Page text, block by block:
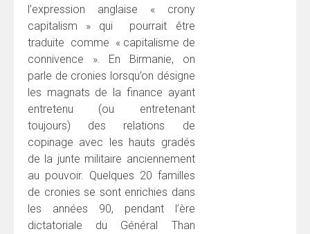
l’expression anglaise « crony
capitalism » qui pourrait être
traduite comme « capitalisme de
connivence ». En Birmanie, on
parle de cronies lorsqu’on désigne
les magnats de la finance ayant
entretenu (ou entretenant
toujours) des relations de
copinage avec les hauts gradés
de la junte militaire anciennement
au pouvoir. Quelques 20 familles
de cronies se sont enrichies dans
les années 90, pendant l’ère
dictatoriale du Général Than